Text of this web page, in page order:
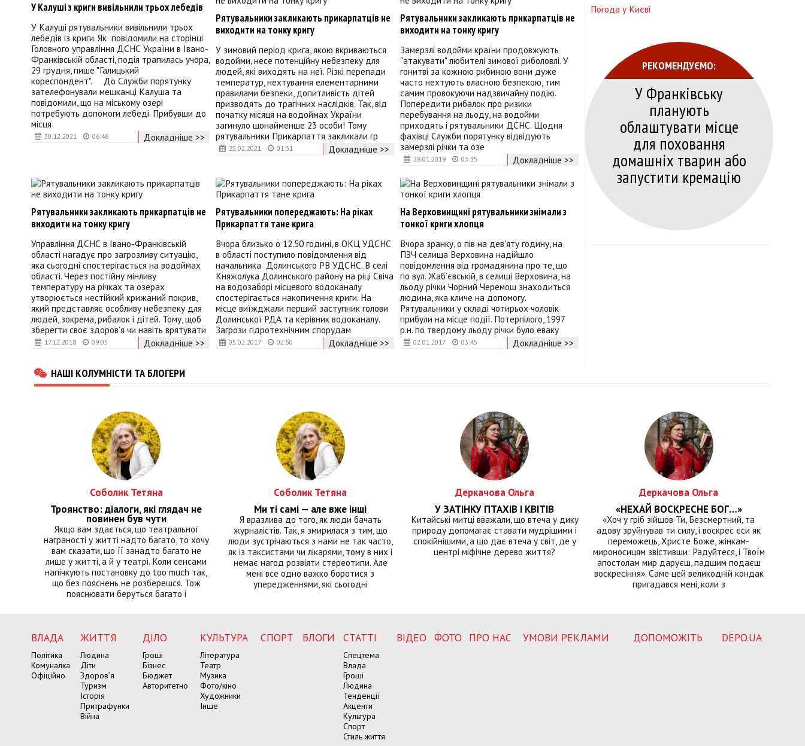
30.12.2021 06:46
У Калуші з криги вивільнили трьох лебедів
У Калуші рятувальники вивільнили трьох
лебедів із криги. Як повідомили на сторінці
Головного управління ДСНС України в Івано-
Франківській області, подія трапилась учора,
29 грудня, пише "Галицький
кореспондент". До Служби порятунку
зателефонували мешканці Калуша та
повідомили, що на міському озері
потребують допомоги лебеді. Прибувши до
місця
Докладніше >>
23.02.2021 01:31
Рятувальники закликають прикарпатців не
виходити на тонку кригу
У зимовий період крига, якою вкриваються
водойми, несе потенційну небезпеку для
людей, які виходять на неї. Різкі перепади
температур, нехтування елементарними
правилами безпеки, допитливість дітей
призводять до трагічних наслідків. Так, від
початку місяця на водоймах України
загинуло щонайменше 23 особи! Тому
рятувальники Прикарпаття закликали гр
Докладніше >>
28.01.2019 03:35
Рятувальники закликають прикарпатців не
виходити на тонку кригу
Замерзлі водойми країни продовжують
"атакувати" любителі зимової риболовлі. У
гонитві за кожною рибиною вони дуже
часто нехтують власною безпекою, тим
самим провокуючи надзвичайну подію.
Попередити рибалок про ризики
перебування на льоду, на водойми
приходять і рятувальники ДСНС. Щодня
фахівці Служби порятунку відвідують
замерзлі річки та озе
Докладніше >>
17.12.2018 09:05
Рятувальники закликають прикарпатців не
виходити на тонку кригу
Управління ДСНС в Івано-Франківській
області нагадує про загрозливу ситуацію,
яка сьогодні спостерігається на водоймах
області. Через постійну мінливу
температуру на річках та озерах
утворюється нестійкий крижаний покрив,
який представляє особливу небезпеку для
людей, зокрема, рибалок і дітей. Тому, щоб
зберегти своє здоров’я чи навіть врятувати
Докладніше >>
05.02.2017 02:50
Рятувальники попереджають: На ріках
Прикарпаття тане крига
Вчора близько о 12.50 годині, в ОКЦ УДСНС
в області поступило повідомлення від
начальника Долинського РВ УДСНС. В селі
Княжолука Долинського району на ріці Свіча
на водозаборі місцевого водоканалу
спостерігається накопичення криги. На
місце виїжджали перший заступник голови
Долинської РДА та керівник водоканалу.
Загрози гідротехнічним спорудам
Докладніше >>
02.01.2017 03:45
На Верховинщині рятувальники знімали з
тонкої криги хлопця
Вчора зранку, о пів на дев'яту годину, на
ПЗЧ селища Верховина надійшло
повідомлення від громадянина про те, що
по вул. Жаб’євській, в селищі Верховина, на
льоду річки Чорний Черемош знаходиться
людина, яка кличе на допомогу.
Рятувальники у складі чотирьох чоловік
прибули на місце події. Потерпілого, 1997
р.н. по твердому льоду річки було еваку
Докладніше >>
Погода у Києві
РЕКОМЕНДУЄМО:
У Франківську
планують
облаштувати місце
для поховання
домашніх тварин або
запустити кремацію
НАШІ КОЛУМНІСТИ ТА БЛОГЕРИ
Соболик Тетяна
Троянство: діалоги, які глядач не
повинен був чути
Якщо вам здається, що театральної
награності у житті надто багато, то хочу
вам сказати, що її занадто багато не
лише у житті, а й у театрі. Коли сенсами
напічкують постановку до too much так,
що без пояснень не розберешся. Тож
пояснювати беруться багато і
Соболик Тетяна
Ми ті самі — але вже інші
Я вразлива до того, як люди бачать
журналістів. Так, я змирилася з тим, що
люди зустрічаються з нами не так часто,
як із таксистами чи лікарями, тому в них і
немає нагод розвіяти стереотипи. Але
мені все одно важко боротися з
упередженнями, які сьогодні
Деркачова Ольга
У ЗАТІНКУ ПТАХІВ І КВІТІВ
Китайські митці вважали, що втеча у дику
природу допомагає ставати мудрішими і
спокійнішими, а що дає втеча у світ, де у
центрі міфічне дерево життя?
Деркачова Ольга
«НЕХАЙ ВОСКРЕСНЕ БОГ…»
«Хоч у гріб зійшов Ти, Безсмертний, та
адову зруйнував ти силу, і воскрес єси як
переможець, Христе Боже, жінкам-
мироносицям звістивши: Радуйтеся, і Твоїм
апостолам мир даруєш, падшим подаєш
воскресіння». Саме цей великодній кондак
пригадався мені, коли з
ВЛАДА
Політика
Комуналка
Офіційно
ЖИТТЯ
Людина
Діти
Здоров’я
Туризм
Історія
Притрафунки
Війна
ДІЛО
Гроші
Бізнес
Бюджет
Авторитетно
КУЛЬТУРА
Література
Театр
Музика
Фото/кіно
Художники
Інше
СПОРТ БЛОГИ СТАТТІ
Спецтема
Влада
Гроші
Людина
Тенденції
Акценти
Культура
Спорт
Стиль життя
ВІДЕО ФОТО ПРО НАС УМОВИ РЕКЛАМИ ДОПОМОЖІТЬ DEPO.UA